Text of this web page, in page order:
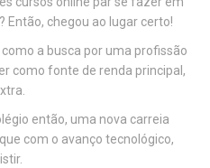
Então, chegou ao lugar certo!
a busca por uma profissão
como fonte de renda principal,
então, uma nova carreia
com o avanço tecnológico,